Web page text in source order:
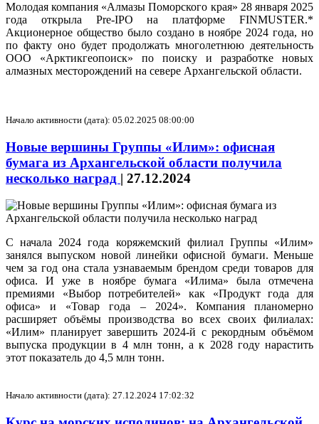
Молодая компания «Алмазы Поморского края» 28 января 2025
года открыла Pre-IPO на платформе FINMUSTER.*
Акционерное общество было создано в ноябре 2024 года, но
по факту оно будет продолжать многолетнюю деятельность
ООО «Арктикгеопоиск» по поиску и разработке новых
алмазных месторождений на севере Архангельской области.
Начало активности (дата): 05.02.2025 08:00:00
Новые вершины Группы «Илим»: офисная
бумага из Архангельской области получила
несколько наград | 27.12.2024
С начала 2024 года коряжемский филиал Группы «Илим»
занялся выпуском новой линейки офисной бумаги. Меньше
чем за год она стала узнаваемым брендом среди товаров для
офиса. И уже в ноябре бумага «Илима» была отмечена
премиями «Выбор потребителей» как «Продукт года для
офиса» и «Товар года – 2024». Компания планомерно
расширяет объёмы производства во всех своих филиалах:
«Илим» планирует завершить 2024‑й с рекордным объёмом
выпуска продукции в 4 млн тонн, а к 2028 году нарастить
этот показатель до 4,5 млн тонн.
Начало активности (дата): 27.12.2024 17:02:32